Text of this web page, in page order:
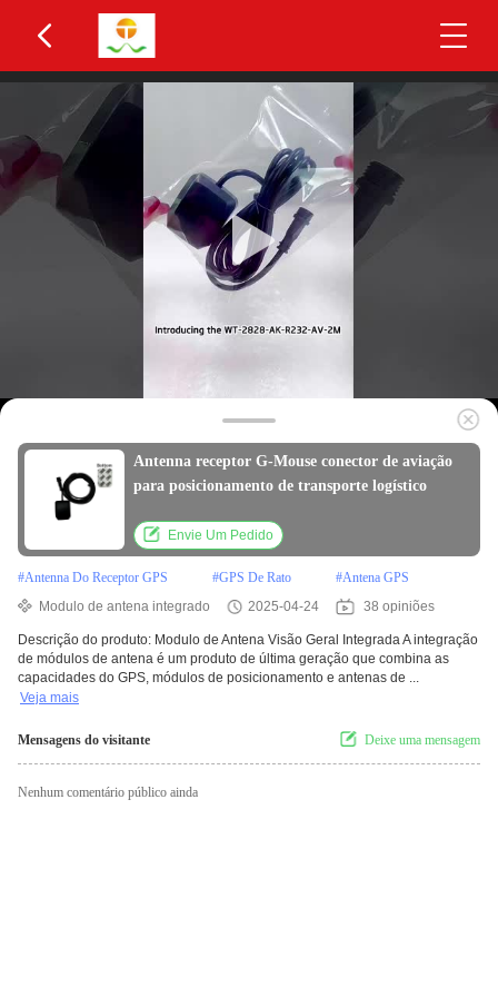
Antenna receptor G-Mouse conector de aviação
para posicionamento de transporte logístico
Envie Um Pedido
#Antenna Do Receptor GPS #GPS De Rato #Antena GPS
Modulo de antena integrado
2025-04-24 38 opiniões
Descrição do produto: Modulo de Antena Visão Geral Integrada A integração
de módulos de antena é um produto de última geração que combina as
capacidades do GPS, módulos de posicionamento e antenas de ...
Veja mais
Mensagens do visitante Deixe uma mensagem
Nenhum comentário público ainda